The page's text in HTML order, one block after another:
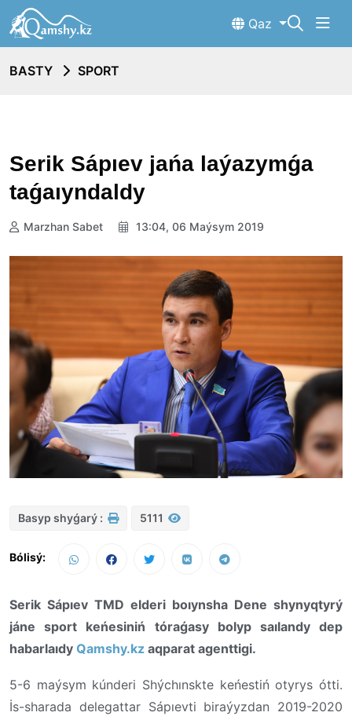
Qaz
BASTY SPORT
Serik Sápıev jańa laýazymǵa
taǵaıyndaldy
Marzhan Sabet 13:04, 06 Maýsym 2019
Basyp shyǵarý : 5111
Bólisý:
Serik Sápıev TMD elderi boıynsha Dene shynyqtyrý
jáne sport keńesiniń tóraǵasy bolyp saılandy dep
habarlaıdy Qamshy.kz aqparat agenttigi.
5-6 maýsym kúnderi Shýchınskte keńestiń otyrys ótti.
İs-sharada delegattar Sápıevti biraýyzdan 2019-2020